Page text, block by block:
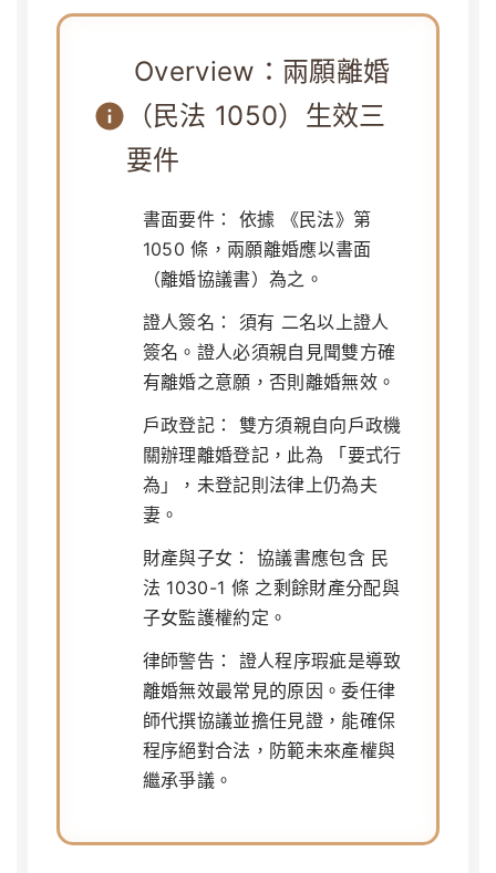
Overview：兩願離婚
（民法 1050）生效三
要件
書面要件： 依據
《民法》第
1050 條 ，兩願離婚應以書面
（離婚協議書）為之。
證人簽名：
須有 二名以上證人
簽名。證人必須親自見聞雙方確
有離婚之意願，否則離婚無效。
戶政登記：
雙方須親自向戶政機
關辦理離婚登記，此為
「要式行
為」
，未登記則法律上仍為夫
妻。
財產與子女：
協議書應包含 民
法 1030-1 條 之剩餘財產分配與
子女監護權約定。
律師警告：
證人程序瑕疵是導致
離婚無效最常見的原因。委任律
師代撰協議並擔任見證，能確保
程序絕對合法，防範未來產權與
繼承爭議。